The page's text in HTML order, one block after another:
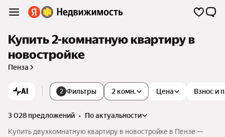
Купить 2-комнатную квартиру в
новостройке
Пенза
AI 2 Фильтры Цена Взнос и
2 комн.
3 028 предложений •
по актуальности
Купить двухкомнатную квартиру в новостройке в Пензе —